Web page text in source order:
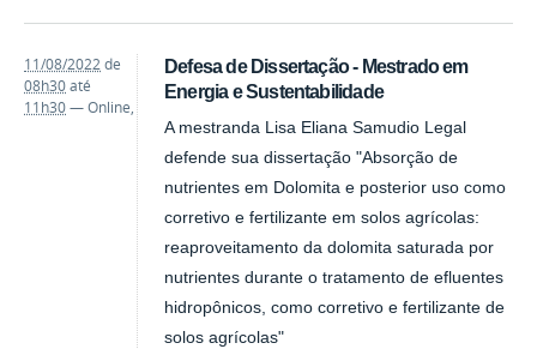
Defesa de Dissertação - Mestrado em
Energia e Sustentabilidade
A mestranda Lisa Eliana Samudio Legal
defende sua dissertação "Absorção de
nutrientes em Dolomita e posterior uso como
corretivo e fertilizante em solos agrícolas:
reaproveitamento da dolomita saturada por
nutrientes durante o tratamento de efluentes
hidropônicos, como corretivo e fertilizante de
solos agrícolas"
11/08/2022de
08h30até
11h30—Online,